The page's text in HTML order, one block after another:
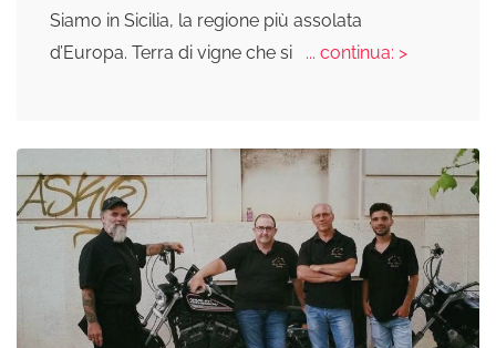
Siamo in Sicilia, la regione più assolata
d’Europa. Terra di vigne che si
... continua: >